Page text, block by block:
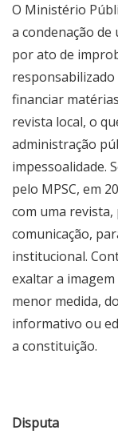
O Ministério
a condenação
por ato de
financiar
revista local, o
administração
impessoalidade.
pelo MPSC, em
com uma
comunicação,
institucional.
exaltar a
menor medida,
informativo ou
a constituição.
Disputa